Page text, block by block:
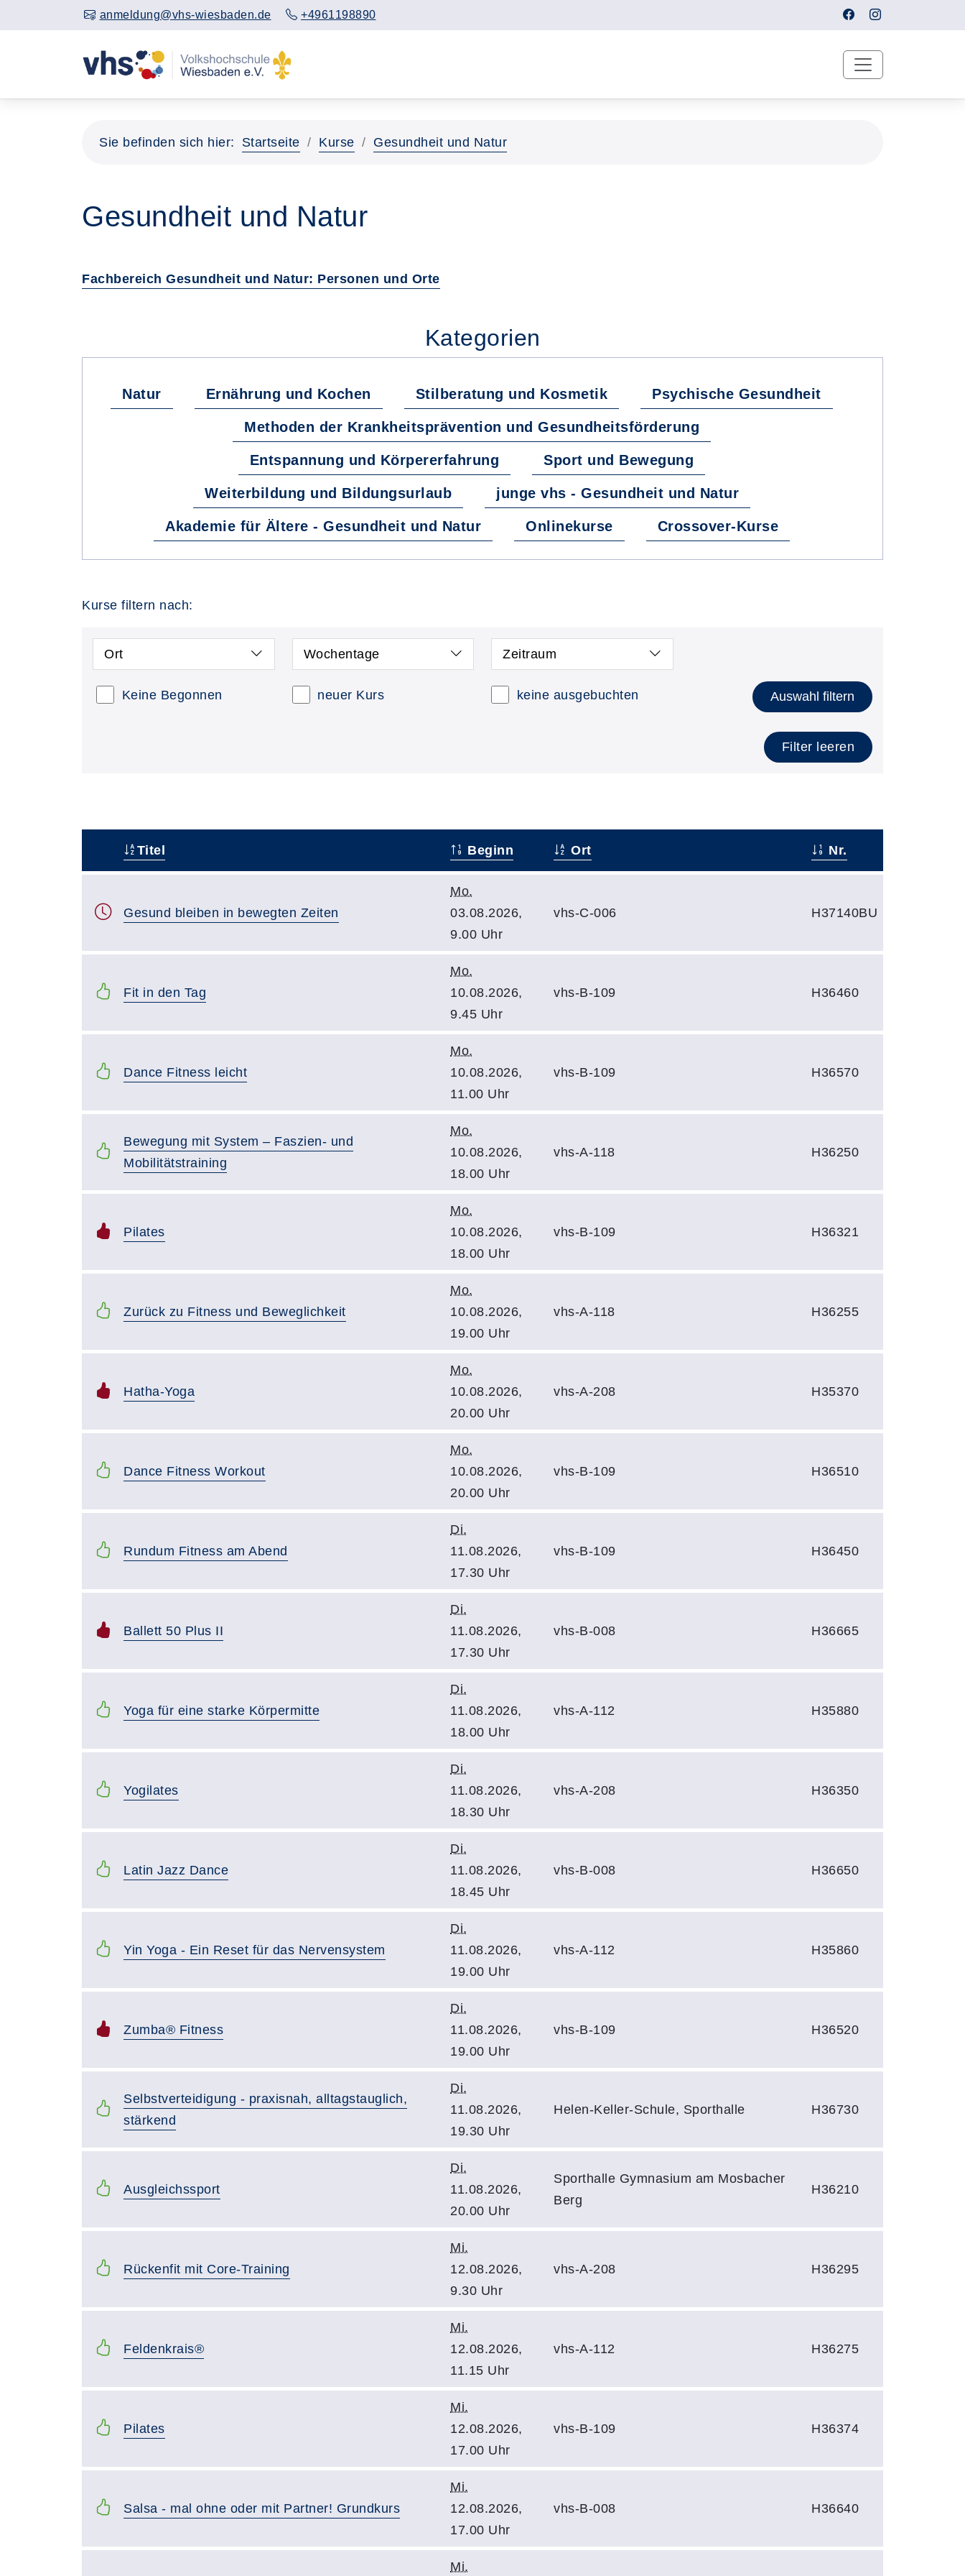
anmeldung@vhs-wiesbaden.de +4961198890
Sie befinden sich hier: Startseite Kurse Gesundheit und Natur
Gesundheit und Natur
Fachbereich Gesundheit und Natur: Personen und Orte
Kategorien
Natur Ernährung und Kochen Stilberatung und Kosmetik Psychische Gesundheit
Methoden der Krankheitsprävention und Gesundheitsförderung
Entspannung und Körpererfahrung Sport und Bewegung
Weiterbildung und Bildungsurlaub junge vhs - Gesundheit und Natur
Akademie für Ältere - Gesundheit und Natur Onlinekurse Crossover-Kurse
Kurse filtern nach:
Ort Wochentage Zeitraum
Keine Begonnen neuer Kurs keine ausgebuchten Auswahl filtern
Filter leeren
Titel Beginn Ort Nr.
Gesund bleiben in bewegten Zeiten
Mo.
03.08.2026,
9.00 Uhr
vhs-C-006 H37140BU
Fit in den Tag
Mo.
10.08.2026,
9.45 Uhr
vhs-B-109 H36460
Dance Fitness leicht
Mo.
10.08.2026,
11.00 Uhr
vhs-B-109 H36570
Bewegung mit System – Faszien- und
Mobilitätstraining
Mo.
10.08.2026,
18.00 Uhr
vhs-A-118 H36250
Pilates
Mo.
10.08.2026,
18.00 Uhr
vhs-B-109 H36321
Zurück zu Fitness und Beweglichkeit
Mo.
10.08.2026,
19.00 Uhr
vhs-A-118 H36255
Hatha-Yoga
Mo.
10.08.2026,
20.00 Uhr
vhs-A-208 H35370
Dance Fitness Workout
Mo.
10.08.2026,
20.00 Uhr
vhs-B-109 H36510
Rundum Fitness am Abend
Di.
11.08.2026,
17.30 Uhr
vhs-B-109 H36450
Ballett 50 Plus II
Di.
11.08.2026,
17.30 Uhr
vhs-B-008 H36665
Yoga für eine starke Körpermitte
Di.
11.08.2026,
18.00 Uhr
vhs-A-112 H35880
Yogilates
Di.
11.08.2026,
18.30 Uhr
vhs-A-208 H36350
Latin Jazz Dance
Di.
11.08.2026,
18.45 Uhr
vhs-B-008 H36650
Yin Yoga - Ein Reset für das Nervensystem
Di.
11.08.2026,
19.00 Uhr
vhs-A-112 H35860
Zumba® Fitness
Di.
11.08.2026,
19.00 Uhr
vhs-B-109 H36520
Selbstverteidigung - praxisnah, alltagstauglich,
stärkend
Di.
11.08.2026,
19.30 Uhr
Helen-Keller-Schule, Sporthalle H36730
Ausgleichssport
Di.
11.08.2026,
20.00 Uhr
Sporthalle Gymnasium am Mosbacher
Berg
H36210
Rückenfit mit Core-Training
Mi.
12.08.2026,
9.30 Uhr
vhs-A-208 H36295
Feldenkrais®
Mi.
12.08.2026,
11.15 Uhr
vhs-A-112 H36275
Pilates
Mi.
12.08.2026,
17.00 Uhr
vhs-B-109 H36374
Salsa - mal ohne oder mit Partner! Grundkurs
Mi.
12.08.2026,
17.00 Uhr
vhs-B-008 H36640
Mi.